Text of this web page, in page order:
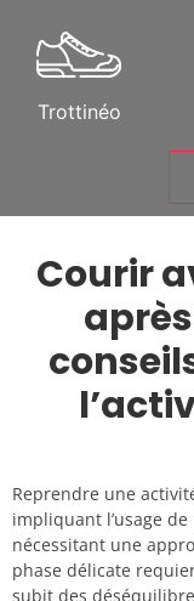
Trottinéo
Courir
Reprendre une
impliquant l’usage
nécessitant une
phase délicate
subit des